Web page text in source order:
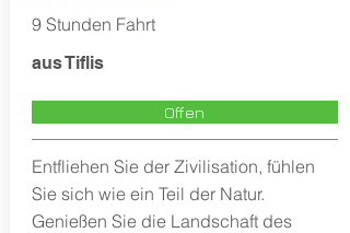
9 Stunden Fahrt
aus Tiflis
Offen
Entfliehen Sie der Zivilisation, fühlen
Sie sich wie ein Teil der Natur.
Genießen Sie die Landschaft des